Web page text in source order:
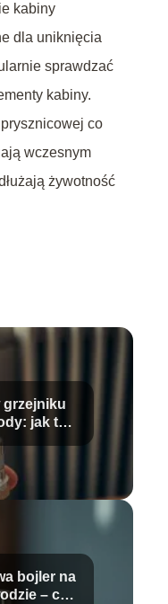
kabiny
dla uniknięcia
sprawdzać
kabiny.
co
wczesnym
żywotność
grzejniku
jak to
bojler na
– co